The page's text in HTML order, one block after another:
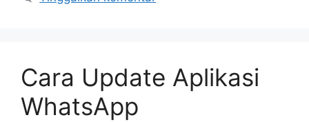
Cara Update Aplikasi
WhatsApp